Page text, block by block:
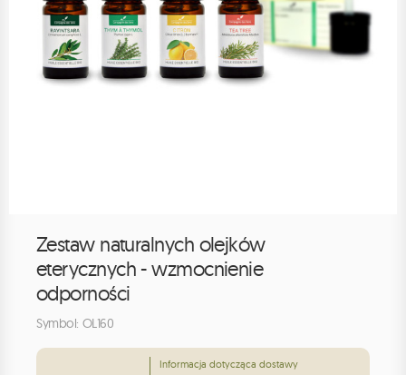
Zestaw naturalnych olejków
eterycznych - wzmocnienie
odporności
Symbol: OL160
Informacja dotycząca dostawy